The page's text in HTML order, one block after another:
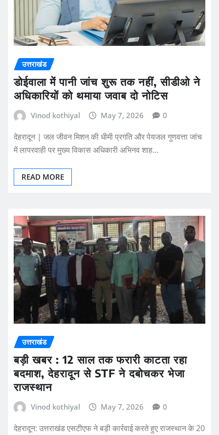
उत्तराखंड
डोईवाला में पानी जांच शुरू तक नहीं, सीडीओ ने
अधिकारियों को थमाया जवाब दो नोटिस
Vinod kothiyal May 7, 2026 0
देहरादून | जल जीवन मिशन की धीमी प्रगति और पेयजल गुणवत्ता जांच
में लापरवाही पर मुख्य विकास अधिकारी अभिनव शाह…
READ MORE
उत्तराखंड
बड़ी खबर : 12 साल तक फरारी काटता रहा
बदमाश, देहरादून से STF ने दबोचकर भेजा
राजस्थान
Vinod kothiyal May 7, 2026 0
देहरादून: उत्तराखंड एसटीएफ ने बड़ी कार्रवाई करते हुए राजस्थान के 20